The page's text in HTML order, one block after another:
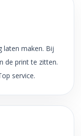
laten maken. Bij
de print te zitten.
service.